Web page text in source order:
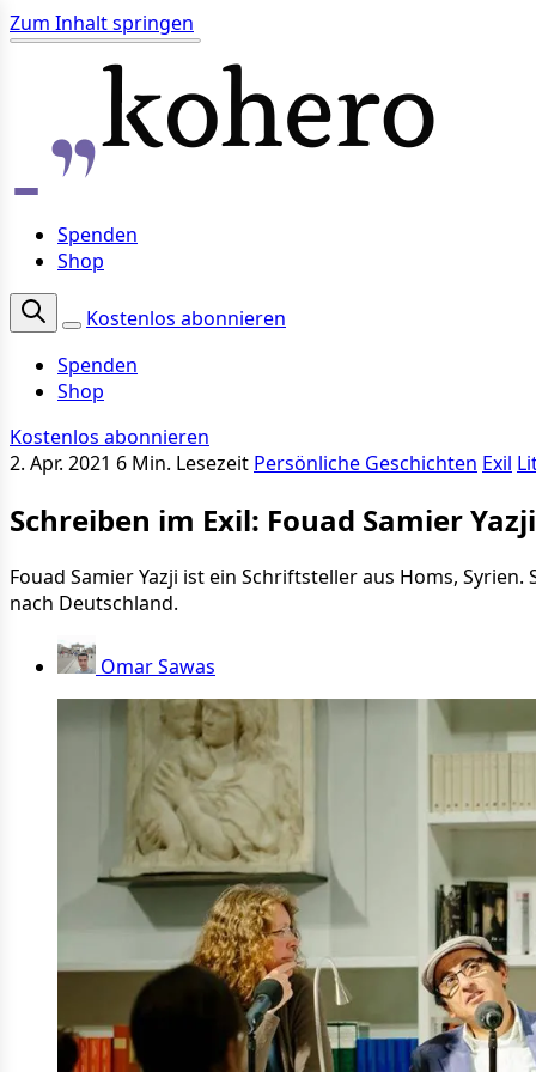
Zum Inhalt springen
Spenden
Shop
Kostenlos abonnieren
Spenden
Shop
Kostenlos abonnieren
2. Apr. 2021 6 Min. Lesezeit Persönliche Geschichten Exil
Schreiben im Exil: Fouad Samier Yazji
Fouad Samier Yazji ist ein Schriftsteller aus Homs,
nach Deutschland.
Omar Sawas